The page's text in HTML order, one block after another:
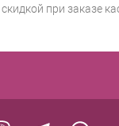
скидкой при заказе